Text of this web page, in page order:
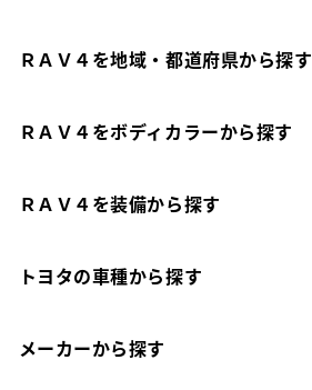
ＲＡＶ４を地域・都道府県から探す
ＲＡＶ４をボディカラーから探す
ＲＡＶ４を装備から探す
トヨタの車種から探す
メーカーから探す